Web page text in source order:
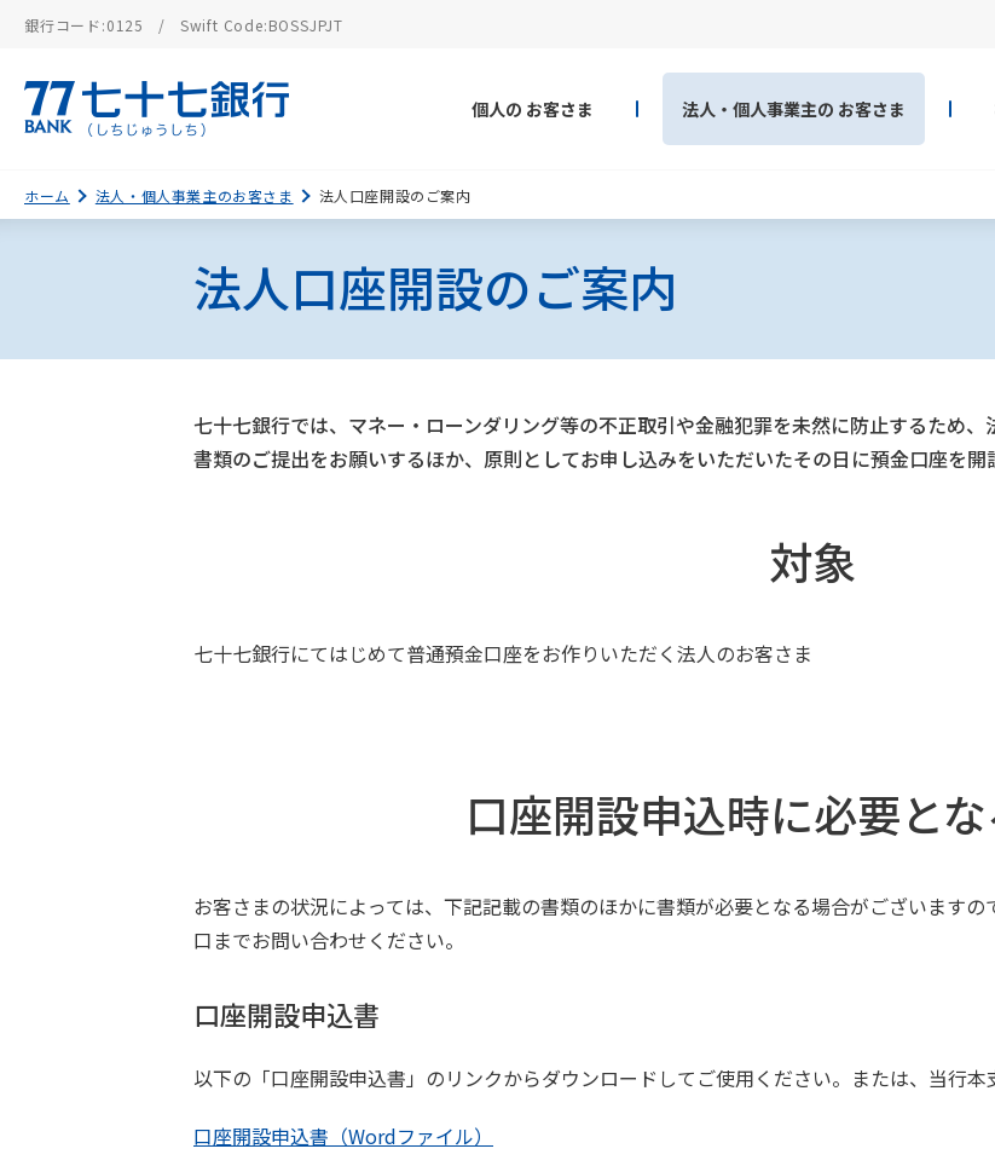
銀行コード:0125 Swift Code:BOSSJPJT
個人の お客さま 法人・個人事業主の お客さま
ホーム 法人・個人事業主のお客さま 法人口座開設のご案内
法人口座開設のご案内
七十七銀行では、マネー・ローンダリング等の不正取引や金融犯罪を未然に防止するため
書類のご提出をお願いするほか、原則としてお申し込みをいただいたその日に預金口座を開
対象
七十七銀行にてはじめて普通預金口座をお作りいただく法人のお客さま
口座開設申込時に必要と
お客さまの状況によっては、下記記載の書類のほかに書類が必要となる場合がございます
口までお問い合わせください。
口座開設申込書
以下の「口座開設申込書」のリンクからダウンロードしてご使用ください。または、当行本
口座開設申込書（Wordファイル）